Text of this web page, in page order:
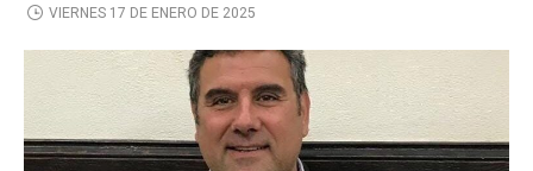
VIERNES 17 DE ENERO DE 2025